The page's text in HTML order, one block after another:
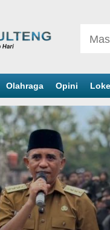
Olahraga Opini